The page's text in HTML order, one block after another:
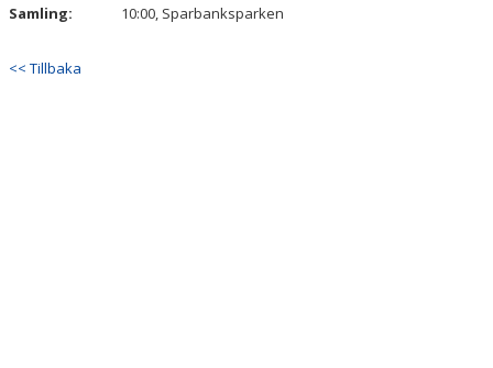
Samling:
10:00, Sparbanksparken
<< Tillbaka